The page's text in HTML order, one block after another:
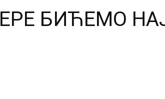
БИЋЕМО